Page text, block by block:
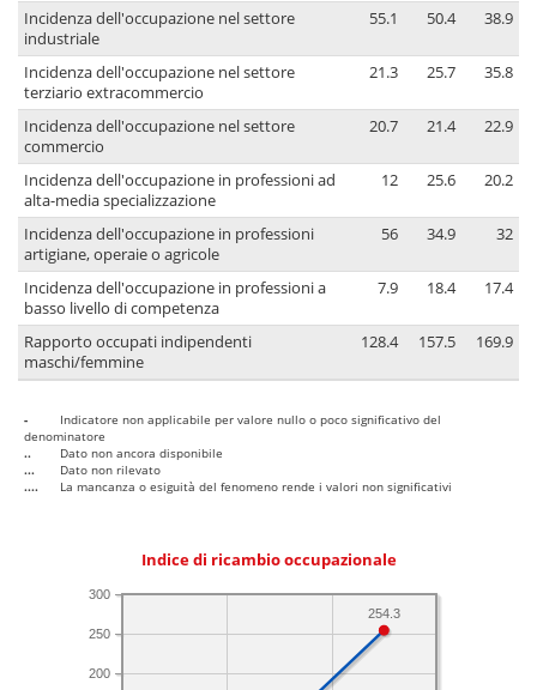
Incidenza dell'occupazione nel settore
industriale
55.1 50.4 38.9
Incidenza dell'occupazione nel settore
terziario extracommercio
21.3 25.7 35.8
Incidenza dell'occupazione nel settore
commercio
20.7 21.4 22.9
Incidenza dell'occupazione in professioni ad
alta-media specializzazione
12 25.6 20.2
Incidenza dell'occupazione in professioni
artigiane, operaie o agricole
56 34.9 32
Incidenza dell'occupazione in professioni a
basso livello di competenza
7.9 18.4 17.4
Rapporto occupati indipendenti
maschi/femmine
128.4 157.5 169.9
-
Indicatore non applicabile per valore nullo o poco significativo del
denominatore
..
Dato non ancora disponibile
...
Dato non rilevato
....
La mancanza o esiguità del fenomeno rende i valori non significativi
Indice di ricambio occupazionale
200
250
300
254.3